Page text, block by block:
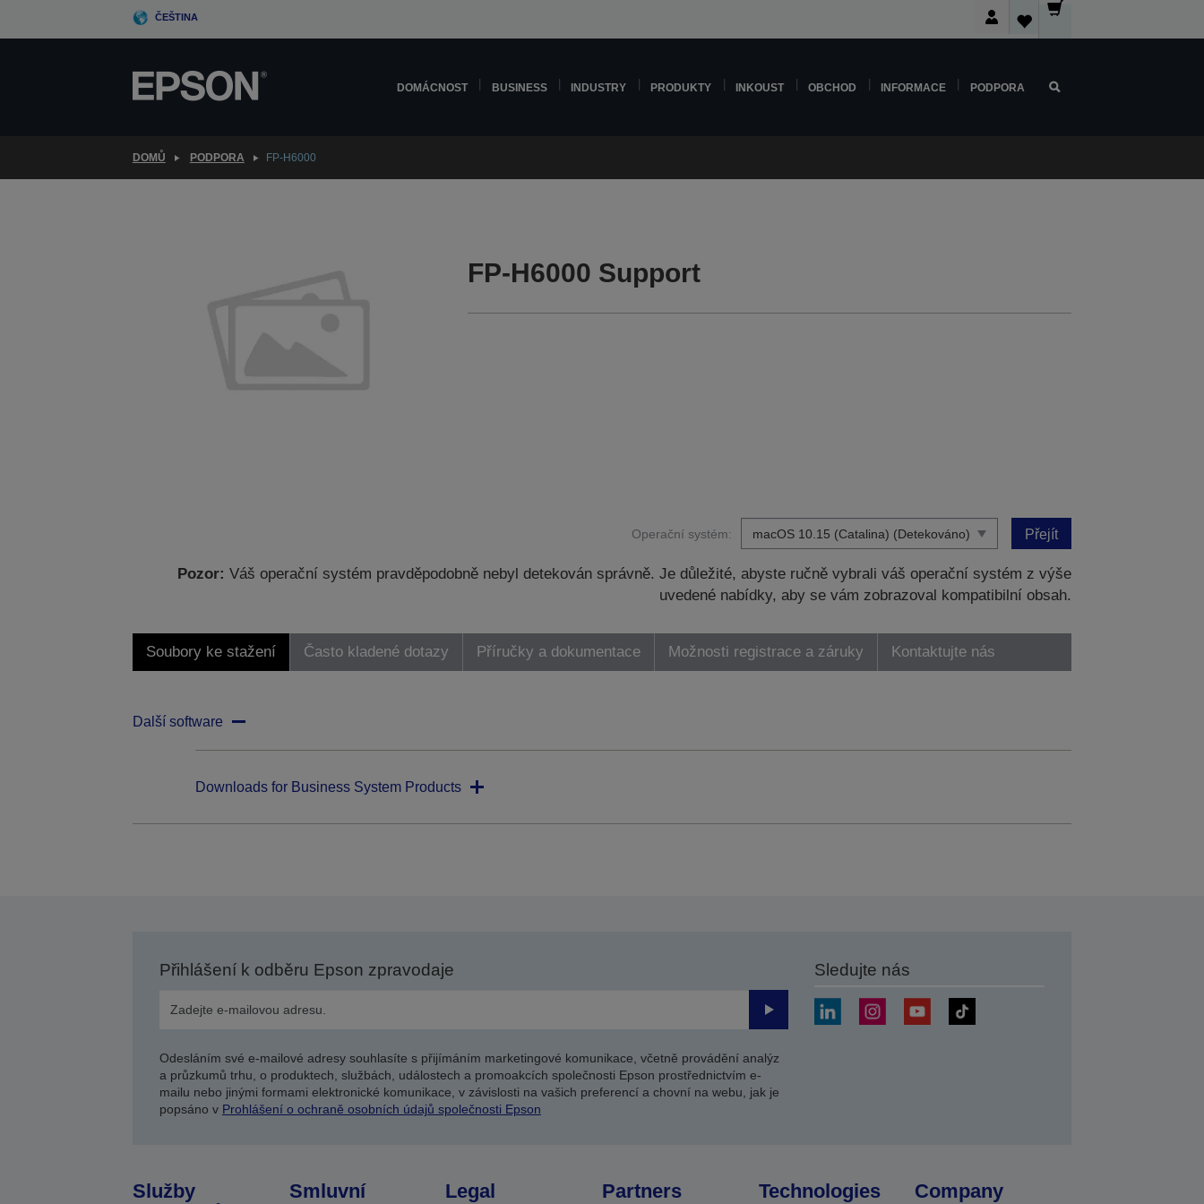
ČEŠTINA
DOMÁCNOST BUSINESS INDUSTRY PRODUKTY INKOUST OBCHOD INFORMACE PODPORA
DOMŮ PODPORA FP-H6000
FP-H6000 Support
Operační systém: Přejít
Pozor: Váš operační systém pravděpodobně nebyl detekován správně. Je důležité, abyste ručně vybrali váš operační systém z výše
uvedené nabídky, aby se vám zobrazoval kompatibilní obsah.
Soubory ke stažení Často kladené dotazy Příručky a dokumentace Možnosti registrace a záruky Kontaktujte nás
Další software
Downloads for Business System Products
Přihlášení k odběru Epson zpravodaje
Odeslat
Odesláním své e-mailové adresy souhlasíte s přijímáním marketingové komunikace, včetně provádění analýz
a průzkumů trhu, o produktech, službách, událostech a promoakcích společnosti Epson prostřednictvím e-
mailu nebo jinými formami elektronické komunikace, v závislosti na vašich preferencí a chovní na webu, jak je
popsáno v Prohlášení o ochraně osobních údajů společnosti Epson
Sledujte nás
Služby
Smluvní
Legal Partners Technologies Company